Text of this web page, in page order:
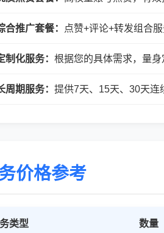
合推广套餐： 点赞+评论+转发组合
制化服务： 根据您的具体需求，量
周期服务： 提供7天、15天、30天连
价格参考
类型 数量